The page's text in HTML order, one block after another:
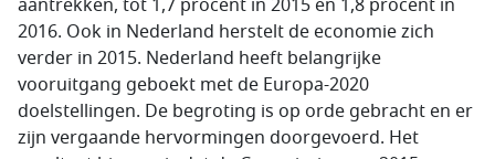
aantrekken, tot 1,7 procent in 2015 en 1,8 procent in
2016. Ook in Nederland herstelt de economie zich
verder in 2015. Nederland heeft belangrijke
vooruitgang geboekt met de Europa-2020
doelstellingen. De begroting is op orde gebracht en er
zijn vergaande hervormingen doorgevoerd. Het